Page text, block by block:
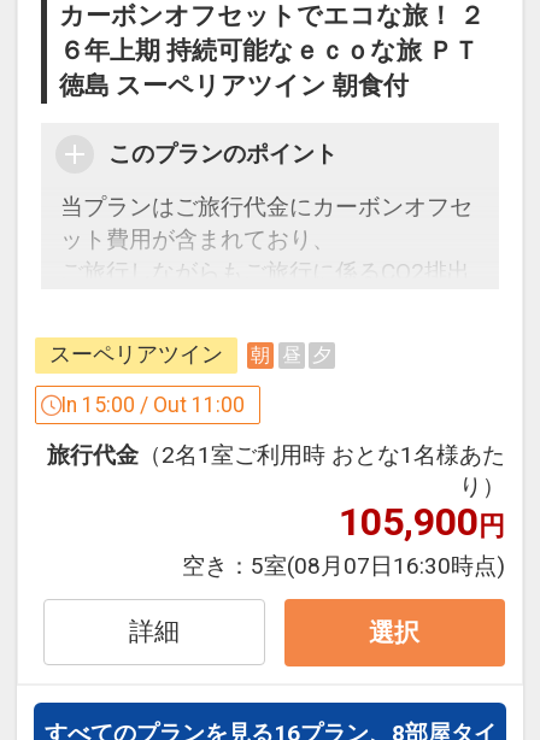
14：30） ※ランチはチェックイン日を
除く
・ドリンクサービス（10:00～22:00） ※
・滞在中テニスコート・レンタサイクル
※予約状況により時間制限させていただ
く場合がございます。
・アーリーチェックイン１４：００（通
１２：００（通常１１：００）でご利用
いただけます。
※2026年5/2～6、7/3～5・10～12・17
～8/31、9/19～23を除く
※クラブサビー特色は予告なく変更とな
ホテルのホームページにて
ここがポイント！
【対象期間：4/1～9/30】
●おとなおひとり様につき、釣り堀体験1
カーボンオフセットでエコな旅！ ２
６年上期 持続可能なｅｃｏな旅 ＰＴ
徳島 スーペリアツイン 朝食付
このプランのポイント
当プランはご旅行代金にカーボンオフセ
ット費用が含まれており、
ご旅行しながらもご旅行に係るCO2排出
す。
持続可能なecoな旅をしてみませんか？
スーペリアツイン 朝 昼 夕
In 15:00 / Out 11:00
旅行代金 （2名1室ご利用時 おとな1名様あた
り）
105,900円
空き： 5室(08月07日16:30時点)
詳細 選択
すべてのプランを見る16プラン、8部屋タイ